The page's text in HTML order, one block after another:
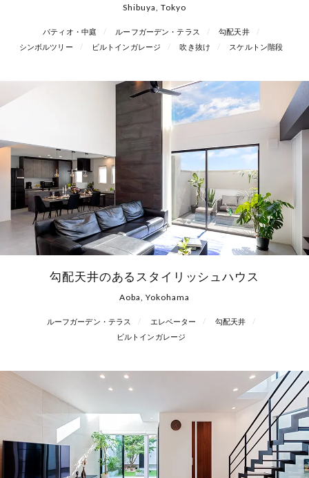
Shibuya, Tokyo
パティオ・中庭 ルーフガーデン・テラス
勾配天井
シンボルツリー
ビルトインガレージ 吹き抜け スケルトン階段
勾配天井のあるスタイリッシュハウス
Aoba, Yokohama
ルーフガーデン・テラス エレベーター
勾配天井
ビルトインガレージ